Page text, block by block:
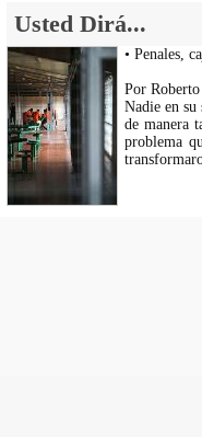
Usted Dirá...
• Penales,
Por
Nadie en
de manera
problema